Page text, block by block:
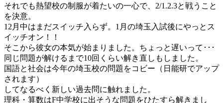
それでも熱望校の制服が着たいの一心で、2/1.2.3と戦うこと
を決意。
12月中はまだスイッチ入らず。1月の埼玉入試後にやっとス
イッチオン！！
そこから彼女の本気が始まりました。ちょっと遅いって･･･
同じ問題が解けるまで10回くらい解き直しもしました。
国語と社会は今年の埼玉校の問題をコビー（日能研でアップ
されます）
してなるべく新しい過去問に触れました。
理科・算数はF中学校に出そうな問題をひたすら解きまし